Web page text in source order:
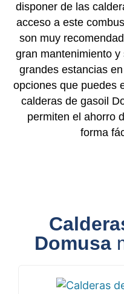
disponer de las
acceso a este
son muy
gran mantenimiento
grandes estancias
opciones que puedes
calderas de gasoil
permiten el ahorro
forma
Domusa